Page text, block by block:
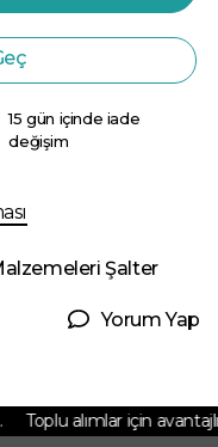
15 gün içinde iade
değişim
Şalter
Yorum Yap
Toplu alımlar için